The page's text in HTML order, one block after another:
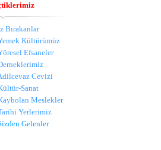
Bırakanlar
Kültürümüz
Efsaneler
Cevizi
Sanat
Meslekler
Yerlerimiz
Gelenler